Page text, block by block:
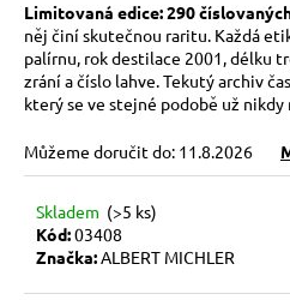
Limitovaná edice: 290
něj činí skutečnou raritu. Každá
palírnu, rok destilace 2001, délku
zrání a číslo lahve. Tekutý archiv
který se ve stejné podobě už nikdy
Můžeme doručit do: 11.8.2026
Skladem (>5 ks)
Kód:03408
Značka:ALBERT MICHLER